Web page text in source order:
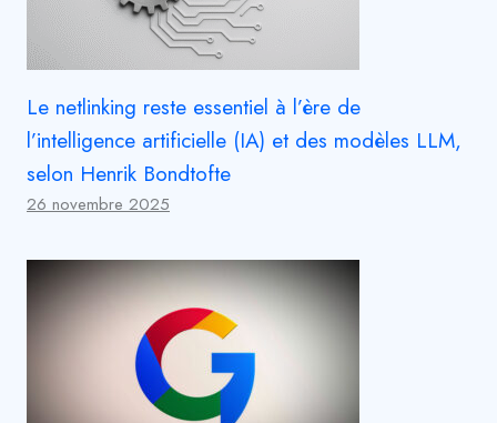
Le netlinking reste essentiel à l’ère de
l’intelligence artificielle (IA) et des modèles LLM,
selon Henrik Bondtofte
26 novembre 2025